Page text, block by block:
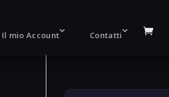
Il mio Account Contatti